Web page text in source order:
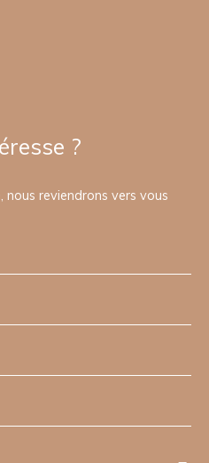
?
nous reviendrons vers vous